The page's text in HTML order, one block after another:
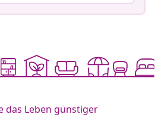
das Leben günstiger